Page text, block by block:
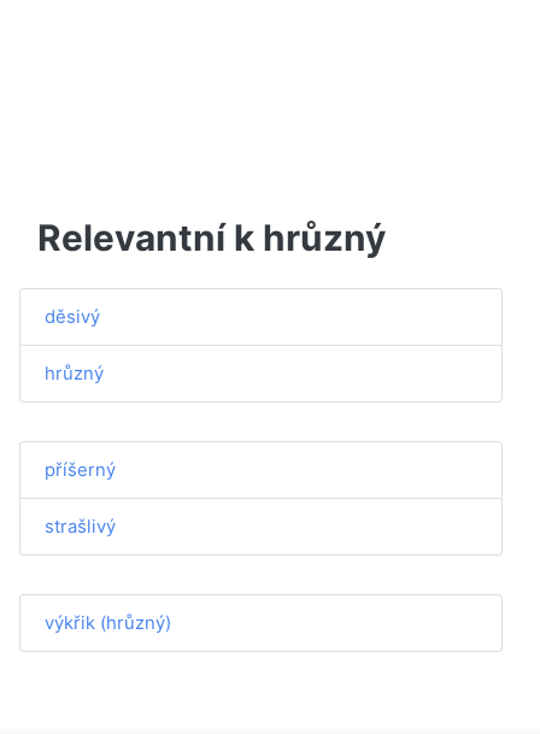
Relevantní k hrůzný
děsivý
hrůzný
příšerný
strašlivý
výkřik (hrůzný)